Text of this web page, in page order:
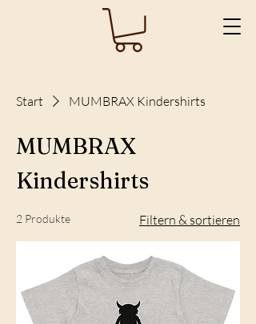
Start MUMBRAX Kindershirts
MUMBRAX
Kindershirts
2 Produkte Filtern & sortieren